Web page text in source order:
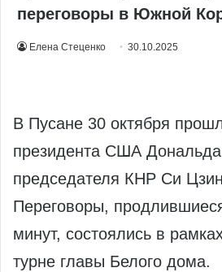
переговоры в Южной
Елена Стеценко 30.10.2025
В Пусане 30 октября
президента США
председателя КНР Си
Переговоры,
минут, состоялись в
турне главы Белого дома.